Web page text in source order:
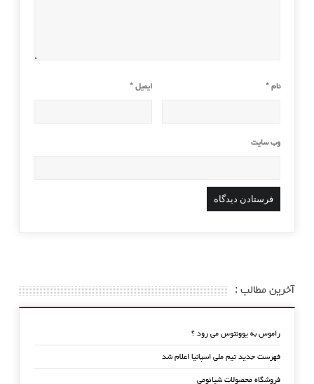
نام * ایمیل*
وب‌ سایت
آخرین مطالب :
راموس به یوونتوس می رود ؟
فهرست جدید تیم ملی اسپانیا اعلام شد
فروشگاه محصولات شیائومی